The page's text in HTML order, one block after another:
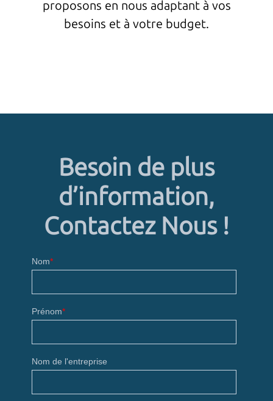
proposons en nous adaptant à vos
besoins et à votre budget.
Besoin de plus
d’information,
Contactez Nous !